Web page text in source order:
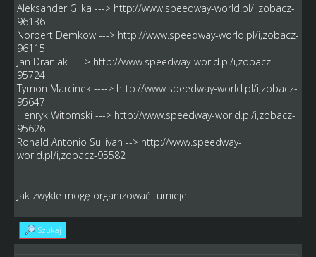
Aleksander Gilka ---> http://www.speedway-world.pl/i,zobacz-
96136
Norbert Demkow ---> http://www.speedway-world.pl/i,zobacz-
96115
Jan Draniak ----> http://www.speedway-world.pl/i,zobacz-
95724
Tymon Marcinek ----> http://www.speedway-world.pl/i,zobacz-
95647
Henryk Witomski ---> http://www.speedway-world.pl/i,zobacz-
95626
Ronald Antonio Sullivan --> http://www.speedway-
world.pl/i,zobacz-95582
Jak zwykle mogę organizować turnieje
Szukaj